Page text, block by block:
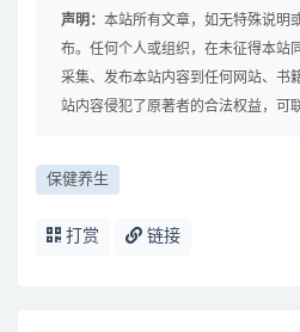
声明： 本站所有文章，如无特殊说明
布。任何个人或组织，在未征得本站
采集、发布本站内容到任何网站、书
站内容侵犯了原著者的合法权益，可
保健养生
打赏 链接